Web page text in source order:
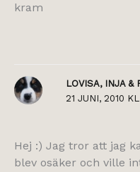
kram
LOVISA, INJA &
21 JUNI, 2010
Hej :) Jag tror att jag
blev osäker och ville